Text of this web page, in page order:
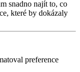
snadno najít to, co
které by dokázaly
preference